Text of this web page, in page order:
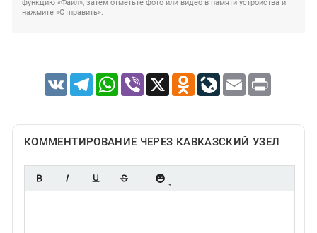
функцию «Файл», затем отметьте фото или видео в памяти устройства и
нажмите «Отправить».
VK TelegramWhatsApp
Viber X Odnoklassniki
LiveJournal
Email Print
КОММЕНТИРОВАНИЕ ЧЕРЕЗ КАВКАЗСКИЙ УЗЕЛ